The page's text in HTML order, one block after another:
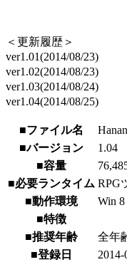
＜更新履歴＞
ver1.01(2014/08/23)
ver1.02(2014/08/23)
ver1.03(2014/08/24)
ver1.04(2014/08/25)
■ファイル名
■バージョン
1.04
■容量
■必要ランタイム RPG
■動作環境
Win
■特徴
■推奨年齢
全年
■登録日
2014-